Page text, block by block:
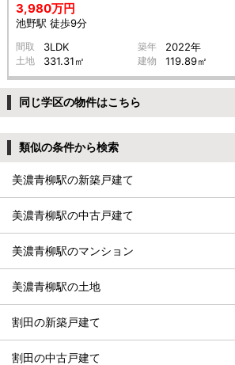
3,980万円
池野駅 徒歩9分
間取 3LDK 築年 2022年
土地 331.31㎡ 建物 119.89㎡
同じ学区の物件はこちら
類似の条件から検索
美濃青柳駅の新築戸建て
美濃青柳駅の中古戸建て
美濃青柳駅のマンション
美濃青柳駅の土地
割田の新築戸建て
割田の中古戸建て